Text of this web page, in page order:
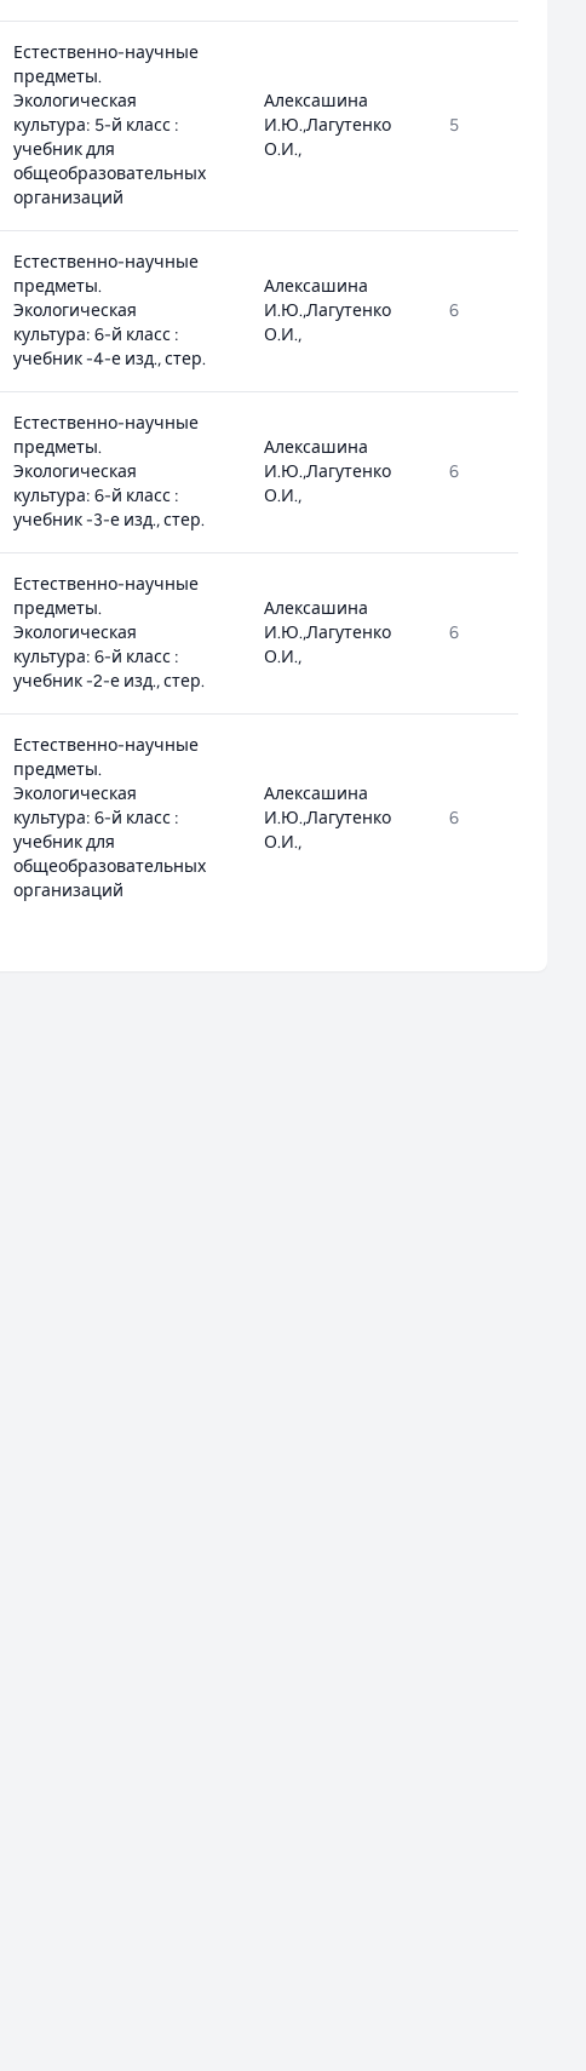
Естественно-научные
предметы.
Экологическая
культура: 5-й класс :
учебник для
общеобразовательных
организаций
Алексашина
И.Ю.,Лагутенко
О.И.,
5
Естественно-научные
предметы.
Экологическая
культура: 6-й класс :
учебник -4-е изд., стер.
Алексашина
И.Ю.,Лагутенко
О.И.,
6
Естественно-научные
предметы.
Экологическая
культура: 6-й класс :
учебник -3-е изд., стер.
Алексашина
И.Ю.,Лагутенко
О.И.,
6
Естественно-научные
предметы.
Экологическая
культура: 6-й класс :
учебник -2-е изд., стер.
Алексашина
И.Ю.,Лагутенко
О.И.,
6
Естественно-научные
предметы.
Экологическая
культура: 6-й класс :
учебник для
общеобразовательных
организаций
Алексашина
И.Ю.,Лагутенко
О.И.,
6